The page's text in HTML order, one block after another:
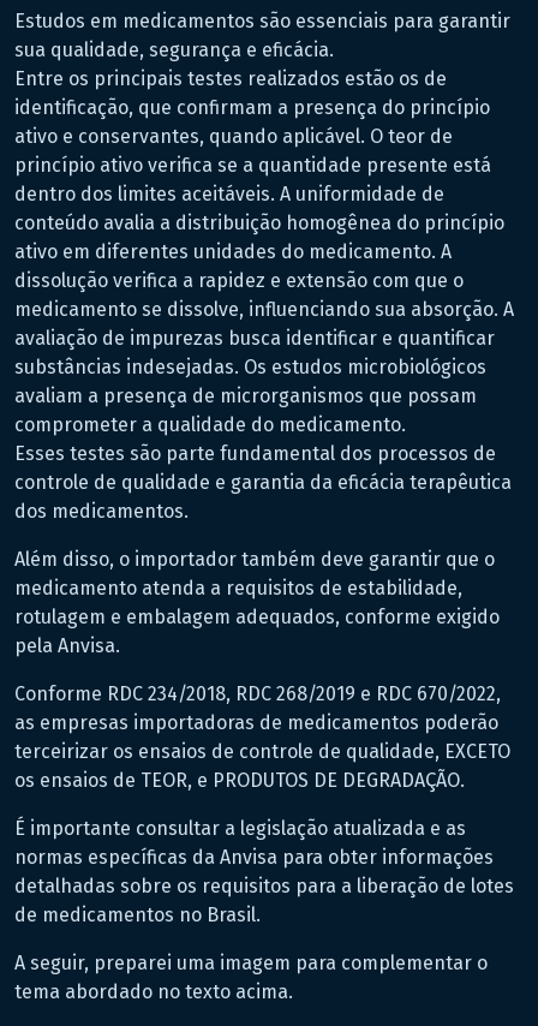
Estudos em medicamentos são essenciais para garantir
sua qualidade, segurança e eficácia.
Entre os principais testes realizados estão os de
identificação, que confirmam a presença do princípio
ativo e conservantes, quando aplicável. O teor de
princípio ativo verifica se a quantidade presente está
dentro dos limites aceitáveis. A uniformidade de
conteúdo avalia a distribuição homogênea do princípio
ativo em diferentes unidades do medicamento. A
dissolução verifica a rapidez e extensão com que o
medicamento se dissolve, influenciando sua absorção. A
avaliação de impurezas busca identificar e quantificar
substâncias indesejadas. Os estudos microbiológicos
avaliam a presença de microrganismos que possam
comprometer a qualidade do medicamento.
Esses testes são parte fundamental dos processos de
controle de qualidade e garantia da eficácia terapêutica
dos medicamentos.
Além disso, o importador também deve garantir que o
medicamento atenda a requisitos de estabilidade,
rotulagem e embalagem adequados, conforme exigido
pela Anvisa.
Conforme RDC 234/2018, RDC 268/2019 e RDC 670/2022,
as empresas importadoras de medicamentos poderão
terceirizar os ensaios de controle de qualidade, EXCETO
os ensaios de TEOR, e PRODUTOS DE DEGRADAÇÃO.
É importante consultar a legislação atualizada e as
normas específicas da Anvisa para obter informações
detalhadas sobre os requisitos para a liberação de lotes
de medicamentos no Brasil.
A seguir, preparei uma imagem para complementar o
tema abordado no texto acima.